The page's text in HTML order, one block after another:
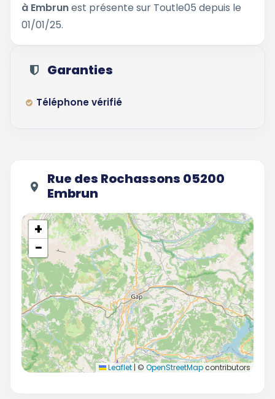
à Embrunest présente sur Toutle05 depuis le
01/01/25.
Garanties
Téléphone vérifié
Rue des Rochassons 05200
Embrun
+
−
Leaflet | © OpenStreetMapcontributors